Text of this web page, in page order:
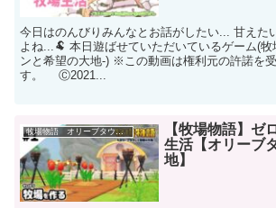
今日はのんびりみんなとお話がしたい... 甘えた
よね...🐏 本日遊ばせていただいているゲーム(牧
ンと希望の大地-) ※この動画は権利元の許諾を
す。 Ⓒ2021...
牧場物語 オリーブタウンと希望の大地
【牧場物語】ゼ
生活【オリーブ
地】